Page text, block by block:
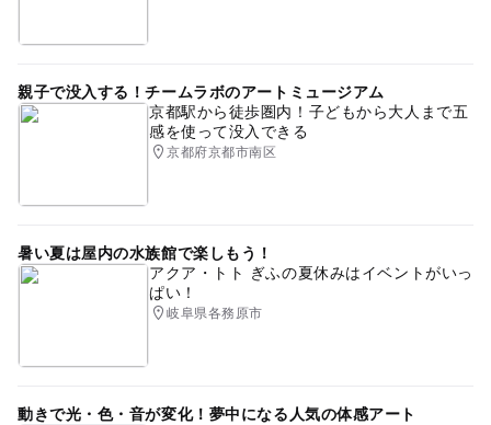
親子で没入する！チームラボのアートミュージアム
京都駅から徒歩圏内！子どもから大人まで五
感を使って没入できる
京都府京都市南区
暑い夏は屋内の水族館で楽しもう！
アクア・トト ぎふの夏休みはイベントがいっ
ぱい！
岐阜県各務原市
動きで光・色・音が変化！夢中になる人気の体感アート